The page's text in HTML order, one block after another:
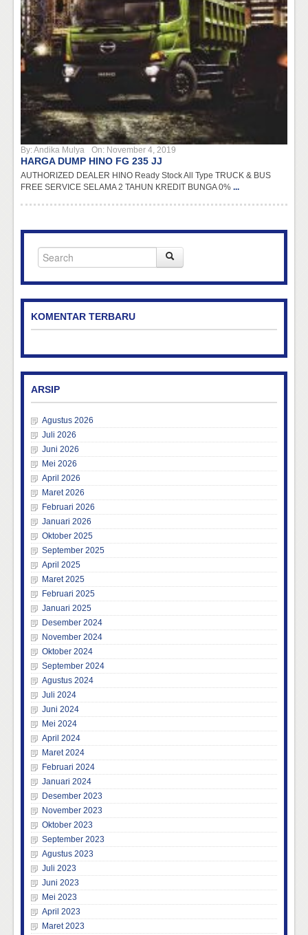
By:Andika Mulya On: November 4, 2019
HARGA DUMP HINO FG 235 JJ
AUTHORIZED DEALER HINO Ready Stock All Type TRUCK & BUS
FREE SERVICE SELAMA 2 TAHUN KREDIT BUNGA 0% ...
KOMENTAR TERBARU
ARSIP
Agustus 2026
Juli 2026
Juni 2026
Mei 2026
April 2026
Maret 2026
Februari 2026
Januari 2026
Oktober 2025
September 2025
April 2025
Maret 2025
Februari 2025
Januari 2025
Desember 2024
November 2024
Oktober 2024
September 2024
Agustus 2024
Juli 2024
Juni 2024
Mei 2024
April 2024
Maret 2024
Februari 2024
Januari 2024
Desember 2023
November 2023
Oktober 2023
September 2023
Agustus 2023
Juli 2023
Juni 2023
Mei 2023
April 2023
Maret 2023